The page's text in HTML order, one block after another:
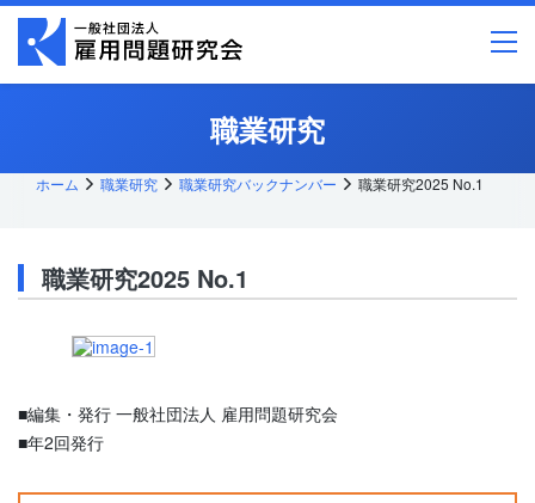
メ
ン
職業研究
ホーム 職業研究 職業研究バックナンバー 職業研究2025 No.1
職業研究2025 No.1
■編集・発行 一般社団法人 雇用問題研究会
■年2回発行